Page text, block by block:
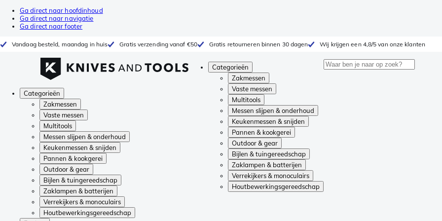
Ga direct naar hoofdinhoud
Ga direct naar navigatie
Ga direct naar footer
Vandaag besteld, maandag in huis Gratis verzending vanaf €50 Gratis retourneren binnen 30 dagen Wij krijgen een 4,8/5 van onze klanten
Categorieën
Zakmessen
Vaste messen
Multitools
Messen slijpen & onderhoud
Keukenmessen & snijden
Pannen & kookgerei
Outdoor & gear
Bijlen & tuingereedschap
Zaklampen & batterijen
Verrekijkers & monoculairs
Houtbewerkingsgereedschap
Categorieën
Zakmessen
Vaste messen
Multitools
Messen slijpen & onderhoud
Keukenmessen & snijden
Pannen & kookgerei
Outdoor & gear
Bijlen & tuingereedschap
Zaklampen & batterijen
Verrekijkers & monoculairs
Houtbewerkingsgereedschap